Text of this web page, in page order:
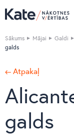
Sākums Mājai Galdi
galds
← Atpakaļ
galds